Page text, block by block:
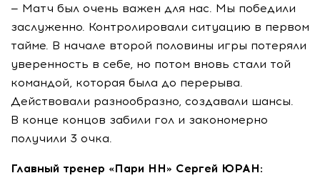
— Матч был очень важен для нас. Мы победили
заслуженно. Контролировали ситуацию в первом
тайме. В начале второй половины игры потеряли
уверенность в себе, но потом вновь стали той
командой, которая была до перерыва.
Действовали разнообразно, создавали шансы.
В конце концов забили гол и закономерно
получили 3 очка.
Главный тренер «Пари НН» Сергей ЮРАН: